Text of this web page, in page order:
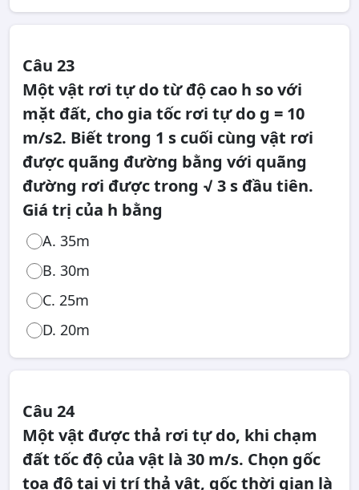
Câu 23
Một vật rơi tự do từ độ cao h so với
mặt đất, cho gia tốc rơi tự do g = 10
m/s2. Biết trong 1 s cuối cùng vật rơi
được quãng đường bằng với quãng
đường rơi được trong √ 3 s đầu tiên.
Giá trị của h bằng
A. 35m
B. 30m
C. 25m
D. 20m
Câu 24
Một vật được thả rơi tự do, khi chạm
đất tốc độ của vật là 30 m/s. Chọn gốc
tọa độ tại vị trí thả vật, gốc thời gian là